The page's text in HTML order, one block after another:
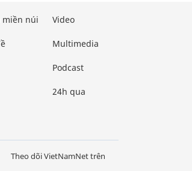
miền núi Video
Multimedia
Podcast
24h qua
Theo dõi VietNamNet trên